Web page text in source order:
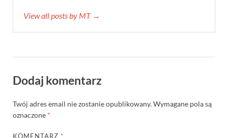
View all posts by MT →
Dodaj komentarz
Twój adres email nie zostanie opublikowany.Wymagane pola są
oznaczone *
KOMENTARZ *